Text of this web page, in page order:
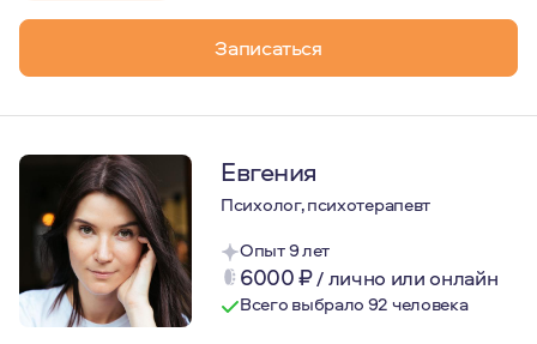
Через несколько месяцев мне стало сильно лучше.
И я пошёл учиться. Первые 3 года учебы я даже не
Стал проводить лекции в НКО.
И спустя год обнаружил себя практикующим
Записаться
Евгения
Психолог, психотерапевт
Опыт 9 лет
6000₽/лично или онлайн
Всего выбрало 92 человека